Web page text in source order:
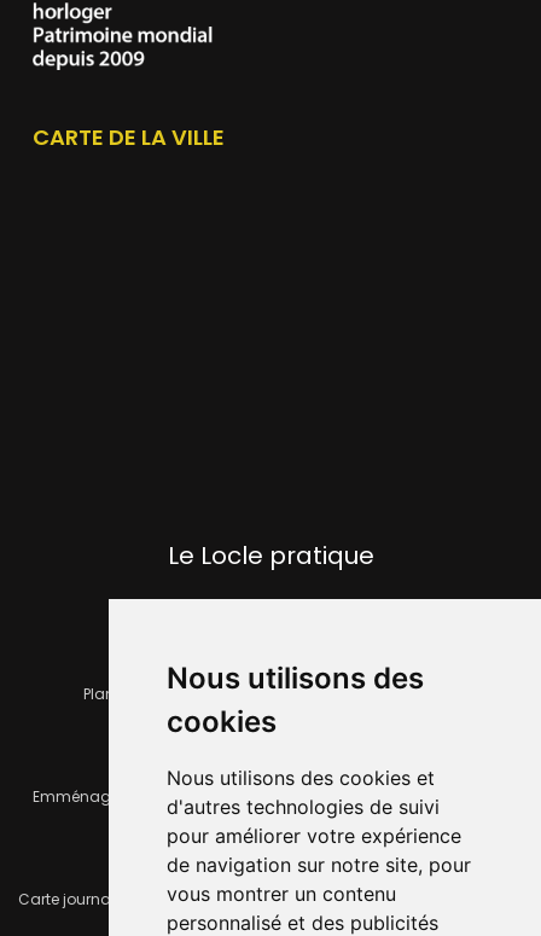
Nous utilisons des
cookies
Nous utilisons des cookies et
d'autres technologies de suivi
pour améliorer votre expérience
de navigation sur notre site, pour
vous montrer un contenu
personnalisé et des publicités
CARTE DE LA VILLE
Le Locle pratique
Plan de la ville Horaires et services communaux
Emménager ou déménager Infos pratiques
Carte journalière CFF - Flexicard Travaux importants en cours